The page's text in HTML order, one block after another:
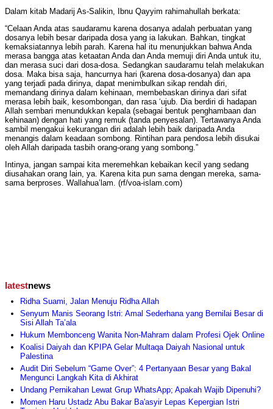
Dalam kitab Madarij As-Salikin, Ibnu Qayyim rahimahullah berkata:
“Celaan Anda atas saudaramu karena dosanya adalah perbuatan yang
dosanya lebih besar daripada dosa yang ia lakukan. Bahkan, tingkat
kemaksiatannya lebih parah. Karena hal itu menunjukkan bahwa Anda
merasa bangga atas ketaatan Anda dan Anda memuji diri Anda untuk itu,
dan merasa suci dari dosa-dosa. Sedangkan saudaramu telah melakukan
dosa. Maka bisa saja, hancurnya hari (karena dosa-dosanya) dan apa
yang terjadi pada dirinya, dapat menimbulkan sikap rendah diri,
memandang dirinya dalam kehinaan, membebaskan dirinya dari sifat
merasa lebih baik, kesombongan, dan rasa ‘ujub. Dia berdiri di hadapan
Allah sembari menundukkan kepala (sebagai bentuk penghambaan dan
kehinaan) dengan hati yang remuk (tanda penyesalan). Tertawanya Anda
sambil mengakui kekurangan diri adalah lebih baik daripada Anda
menangis dalam keadaan sombong. Rintihan para pendosa lebih disukai
oleh Allah daripada tasbih orang-orang yang sombong.”
Intinya, jangan sampai kita meremehkan kebaikan kecil yang sedang
diusahakan orang lain, ya. Karena kita pun sama dengan mereka, sama-
sama berproses. Wallahua’lam. (rf/voa-islam.com)
latestnews
Ridha Suami, Jalan Menuju Ridha Allah
Senyum Manis Seorang Istri: Amal Sederhana yang Bernilai Besar di
Sisi Allah Ta’ala
Hukum Membonceng Wanita Non-Mahram dalam Profesi Ojek Online
Koalisi Daiyah dan KPIPA Gelar Multaqa Daiyah Nasional untuk
Palestina
Audit Diri Sebelum “Game Over”: 4 Pertanyaan Besar yang Bakal
Mengunci Langkah Kita di Akhirat
Undang Pernikahan Lewat Grup WhatsApp; Apakah Wajib Dipenuhi?
Momen Haru Ustadz Abu Bakar Ba'asyir Lepas Kepergian Istri